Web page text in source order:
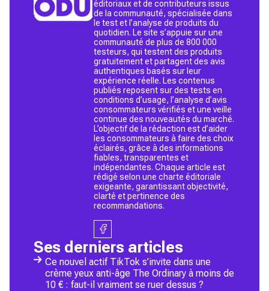
éditoriaux et de contributeurs issus
de la communauté, spécialisée dans
le test et l’analyse de produits du
quotidien. Le site s’appuie sur une
communauté de plus de 800 000
testeurs, qui testent des produits
gratuitement et partagent des avis
authentiques basés sur leur
expérience réelle. Les contenus
publiés reposent sur des tests en
conditions d’usage, l’analyse d’avis
consommateurs vérifiés et une veille
continue des nouveautés du marché.
L’objectif de la rédaction est d’aider
les consommateurs à faire des choix
éclairés, grâce à des informations
fiables, transparentes et
indépendantes. Chaque article est
rédigé selon une charte éditoriale
exigeante, garantissant objectivité,
clarté et pertinence des
recommandations.
Ses derniers articles
Ce nouvel actif TikTok s’invite dans une
crème yeux anti-âge The Ordinary à moins de
10 € : faut-il vraiment se ruer dessus ?